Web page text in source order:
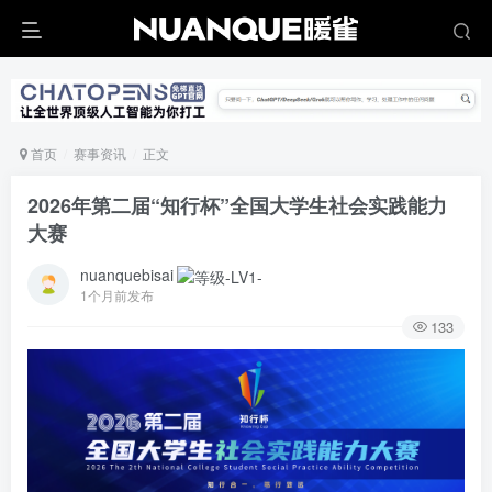
首页 赛事资讯 正文
2026年第二届“知行杯”全国大学生社会实践能力
大赛
nuanquebisai
1个月前发布
133